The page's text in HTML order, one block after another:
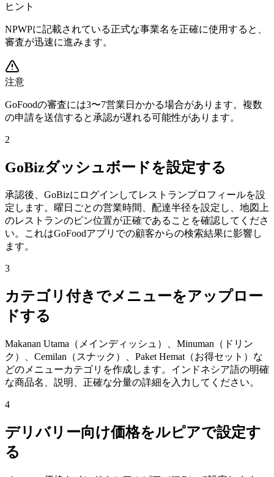
ヒント
NPWPに記載されている正式な事業名を正確に使用すると、
審査が迅速に進みます。
注意
GoFoodの審査には3〜7営業日かかる場合があります。複数
の申請を送信すると承認が遅れる可能性があります。
2
GoBizダッシュボードを設定する
承認後、GoBizにログインしてレストランプロフィールを設
定します。曜日ごとの営業時間、配達半径を設定し、地図上
のレストランのピン位置が正確であることを確認してくださ
い。これはGoFoodアプリでの顧客からの検索結果に影響し
ます。
3
カテゴリ付きでメニューをアップロー
ドする
Makanan Utama（メインディッシュ）、Minuman（ドリン
ク）、Cemilan（スナック）、Paket Hemat（お得セット）な
どのメニューカテゴリを作成します。インドネシア語の明確
な商品名、説明、正確な分量の詳細を入力してください。
4
デリバリー向け価格をルピアで設定す
る